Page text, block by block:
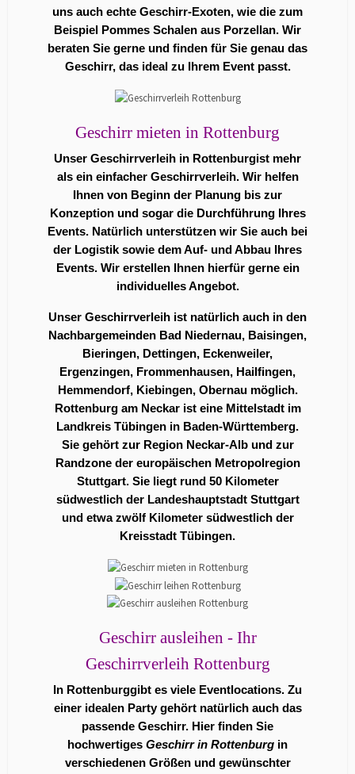
uns auch echte Geschirr-Exoten, wie die zum
Beispiel Pommes Schalen aus Porzellan. Wir
beraten Sie gerne und finden für Sie genau das
Geschirr, das ideal zu Ihrem Event passt.
Geschirr mieten in Rottenburg
Unser Geschirrverleih in Rottenburgist mehr
als ein einfacher Geschirrverleih. Wir helfen
Ihnen von Beginn der Planung bis zur
Konzeption und sogar die Durchführung Ihres
Events. Natürlich unterstützen wir Sie auch bei
der Logistik sowie dem Auf- und Abbau Ihres
Events. Wir erstellen Ihnen hierfür gerne ein
individuelles Angebot.
Unser Geschirrverleih ist natürlich auch in den
Nachbargemeinden Bad Niedernau, Baisingen,
Bieringen, Dettingen, Eckenweiler,
Ergenzingen, Frommenhausen, Hailfingen,
Hemmendorf, Kiebingen, Obernau möglich.
Rottenburg am Neckar ist eine Mittelstadt im
Landkreis Tübingen in Baden-Württemberg.
Sie gehört zur Region Neckar-Alb und zur
Randzone der europäischen Metropolregion
Stuttgart. Sie liegt rund 50 Kilometer
südwestlich der Landeshauptstadt Stuttgart
und etwa zwölf Kilometer südwestlich der
Kreisstadt Tübingen.
Geschirr ausleihen - Ihr
Geschirrverleih Rottenburg
In Rottenburggibt es viele Eventlocations. Zu
einer idealen Party gehört natürlich auch das
passende Geschirr. Hier finden Sie
hochwertiges Geschirr in Rottenburg in
verschiedenen Größen und gewünschter